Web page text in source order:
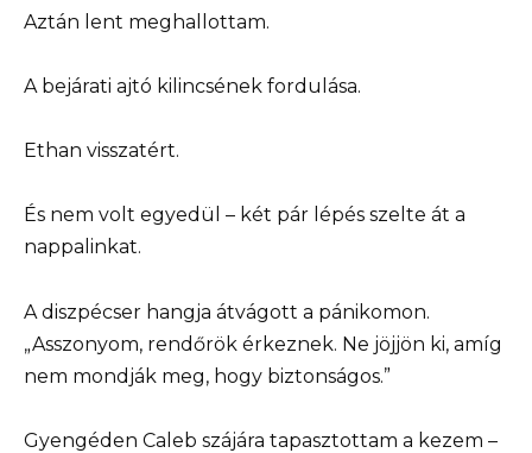
Aztán lent meghallottam.
A bejárati ajtó kilincsének fordulása.
Ethan visszatért.
És nem volt egyedül – két pár lépés szelte át a
nappalinkat.
A diszpécser hangja átvágott a pánikomon.
„Asszonyom, rendőrök érkeznek. Ne jöjjön ki, amíg
nem mondják meg, hogy biztonságos.”
Gyengéden Caleb szájára tapasztottam a kezem –